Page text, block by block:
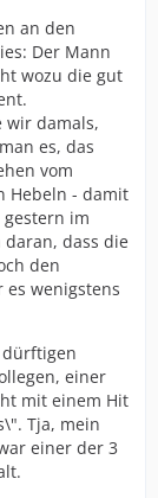
an den
Der Mann
wozu die gut
wir damals,
es, das
vom
Hebeln - damit
gestern im
dass die
den
es wenigstens
dürftigen
einer
mit einem Hit
Tja, mein
einer der 3